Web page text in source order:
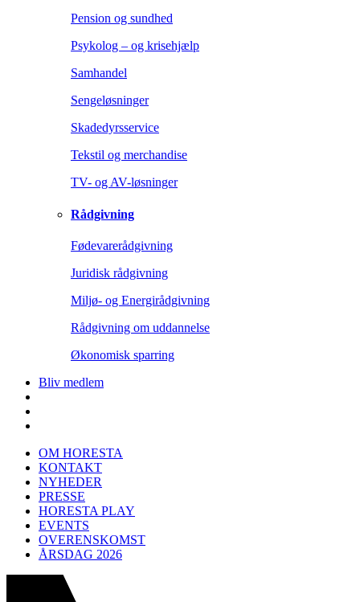
Pension og sundhed
Psykolog – og krisehjælp
Samhandel
Sengeløsninger
Skadedyrsservice
Tekstil og merchandise
TV- og AV-løsninger
Rådgivning
Fødevarerådgivning
Juridisk rådgivning
Miljø- og Energirådgivning
Rådgivning om uddannelse
Økonomisk sparring
Bliv medlem
OM HORESTA
KONTAKT
NYHEDER
PRESSE
HORESTA PLAY
EVENTS
OVERENSKOMST
ÅRSDAG 2026